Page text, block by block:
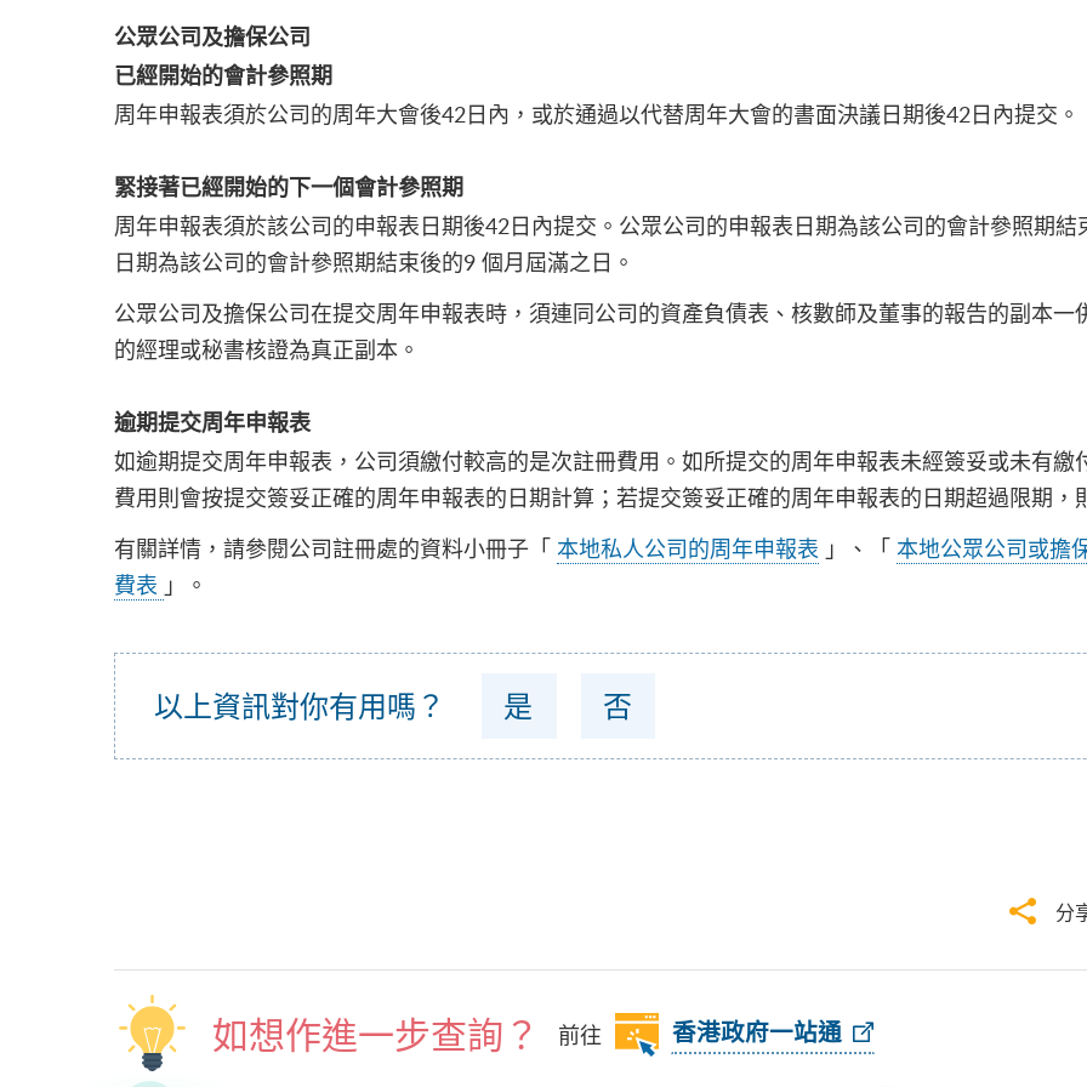
公眾公司及擔保公司
已經開始的會計參照期
周年申報表須於公司的周年大會後42日內，或於通過以代替周年大會的書面決議日期後42日內提交。
緊接著已經開始的下一個會計參照期
周年申報表須於該公司的申報表日期後42日內提交。公眾公司的申報表日期為該公司的會計參照期
日期為該公司的會計參照期結束後的9 個月屆滿之日。
公眾公司及擔保公司在提交周年申報表時，須連同公司的資產負債表、核數師及董事的報告的副本
的經理或秘書核證為真正副本。
逾期提交周年申報表
如逾期提交周年申報表，公司須繳付較高的是次註冊費用。如所提交的周年申報表未經簽妥或未有
費用則會按提交簽妥正確的周年申報表的日期計算；若提交簽妥正確的周年申報表的日期超過限期，
有關詳情，請參閱公司註冊處的資料小冊子「 本地私人公司的周年申報表 」、「 本地公眾公司或擔
費表 」。
以上資訊對你有用嗎？ 是 否
分
如想作進一步查詢？ 前往 香港政府一站通